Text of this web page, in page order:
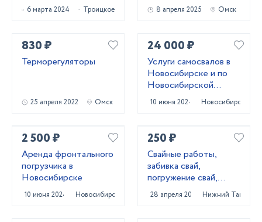
6 марта 2024 Троицкое 8 апреля 2025 Омск
830 ₽
Терморегуляторы
25 апреля 2022 Омск
24 000 ₽
Услуги самосвалов в
Новосибирске и по
Новосибирской
области
10 июня 2024 Новосибирск
2 500 ₽
Аренда фронтального
погрузчика в
Новосибирске
10 июня 2024 Новосибирск
250 ₽
Свайные работы,
забивка свай,
погружение свай,
сваебойные работы,
свайный фундамент
28 апреля 2022 Нижний Тагил